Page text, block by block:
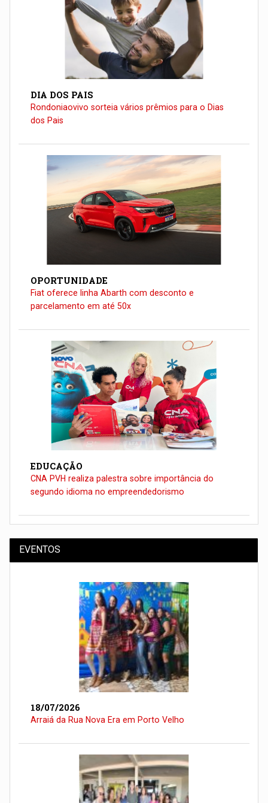
DIA DOS PAIS
Rondoniaovivo sorteia vários prêmios para o Dias
dos Pais
OPORTUNIDADE
Fiat oferece linha Abarth com desconto e
parcelamento em até 50x
EDUCAÇÃO
CNA PVH realiza palestra sobre importância do
segundo idioma no empreendedorismo
EVENTOS
18/07/2026
Arraiá da Rua Nova Era em Porto Velho